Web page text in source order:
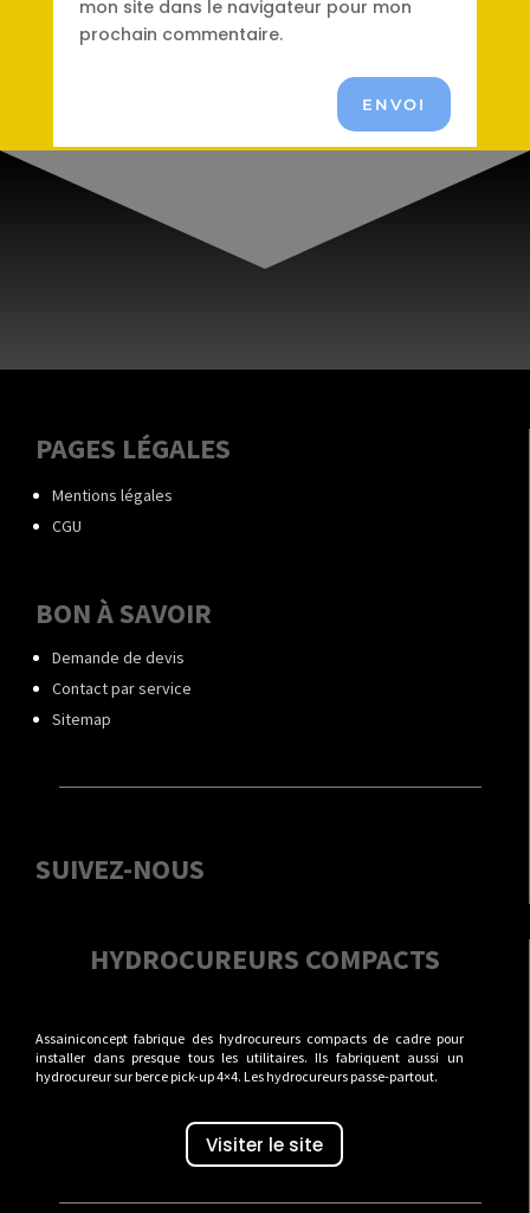
mon site dans le navigateur pour mon
prochain commentaire.
ENVOI
PAGES LÉGALES
Mentions légales
CGU
BON À SAVOIR
Demande de devis
Contact par service
Sitemap
SUIVEZ-NOUS
HYDROCUREURS COMPACTS
Assainiconcept fabrique des hydrocureurs compacts de cadre pour
installer dans presque tous les utilitaires. Ils fabriquent aussi un
hydrocureur sur berce pick-up 4×4. Les hydrocureurs passe-partout.
Visiter le site